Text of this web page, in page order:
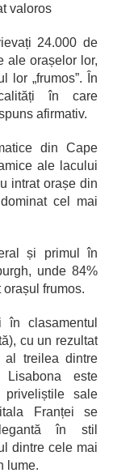
valoros
24.000 de
ale orașelor lor,
lor „frumos”. În
în care
afirmativ.
din Cape
ale lacului
intrat orașe din
cel mai
și primul în
unde 84%
frumos.
clasamentul
cu un rezultat
treilea dintre
este
sale
Franței se
în stil
dintre cele mai
lume.